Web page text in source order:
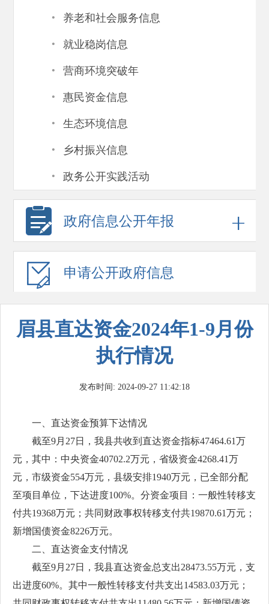
· 养老和社会服务信息
· 就业稳岗信息
· 营商环境突破年
· 惠民资金信息
· 生态环境信息
· 乡村振兴信息
· 政务公开实践活动
政府信息公开年报
申请公开政府信息
眉县直达资金2024年1-9月份
执行情况
发布时间: 2024-09-27 11:42:18
一、直达资金预算下达情况
截至9月27日，我县共收到直达资金指标47464.61万
元，其中：中央资金40702.2万元，省级资金4268.41万
元，市级资金554万元，县级安排1940万元，已全部分配
至项目单位，下达进度100%。分资金项目：一般性转移支
付共19368万元；共同财政事权转移支付共19870.61万元；
新增国债资金8226万元。
二、直达资金支付情况
截至9月27日，我县直达资金总支出28473.55万元，支
出进度60%。其中一般性转移支付共支出14583.03万元；